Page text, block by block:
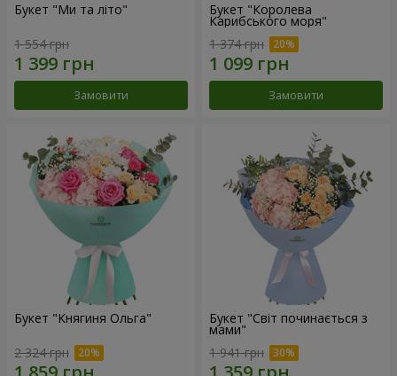
Букет "Ми та літо"
1 554 грн
Замовити
Букет "Королева
Карибського моря"
1 374 грн
Замовити
Букет "Княгиня Ольга"
2 324 грн
Букет "Світ починається з
мами"
1 941 грн